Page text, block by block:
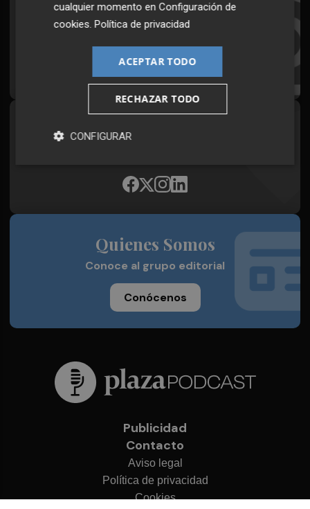
Suscríbete al Boletín
¡Quiero suscribirme!
Síguenos en redes
Quienes Somos
Conoce al grupo editorial
Conócenos
Publicidad
Contacto
Aviso legal
Política de privacidad
Cookies
cualquier momento enConfiguración de
cookies.Política de privacidad
ACEPTAR TODO
RECHAZAR TODO
CONFIGURAR